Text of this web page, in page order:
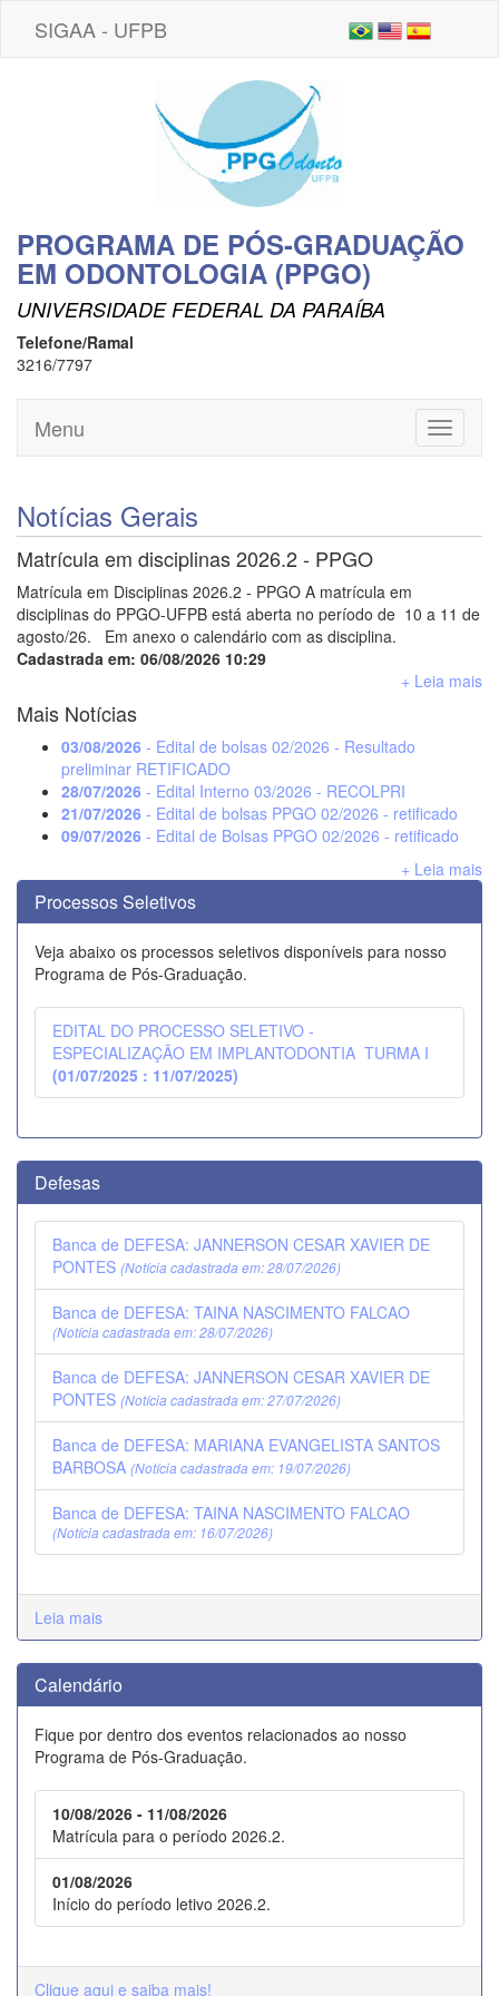
SIGAA - UFPB
PROGRAMA DE PÓS-GRADUAÇÃO
EM ODONTOLOGIA (PPGO)
UNIVERSIDADE FEDERAL DA PARAÍBA
Telefone/Ramal
3216/7797
Toggle
Menu
Notícias Gerais
Matrícula em disciplinas 2026.2 - PPGO
Matrícula em Disciplinas 2026.2 - PPGO A matrícula em
disciplinas do PPGO-UFPB está aberta no período de 10 a 11 de
agosto/26. Em anexo o calendário com as disciplina.
Cadastrada em: 06/08/2026 10:29
+ Leia mais
Mais Notícias
03/08/2026 - Edital de bolsas 02/2026 - Resultado
preliminar RETIFICADO
28/07/2026 - Edital Interno 03/2026 - RECOLPRI
21/07/2026 - Edital de bolsas PPGO 02/2026 - retificado
09/07/2026 - Edital de Bolsas PPGO 02/2026 - retificado
+ Leia mais
Processos Seletivos
Veja abaixo os processos seletivos disponíveis para nosso
Programa de Pós-Graduação.
EDITAL DO PROCESSO SELETIVO -
ESPECIALIZAÇÃO EM IMPLANTODONTIA  TURMA I
(01/07/2025 : 11/07/2025)
Defesas
Banca de DEFESA: JANNERSON CESAR XAVIER DE
PONTES (Notícia cadastrada em: 28/07/2026)
Banca de DEFESA: TAINA NASCIMENTO FALCAO
(Notícia cadastrada em: 28/07/2026)
Banca de DEFESA: JANNERSON CESAR XAVIER DE
PONTES (Notícia cadastrada em: 27/07/2026)
Banca de DEFESA: MARIANA EVANGELISTA SANTOS
BARBOSA (Notícia cadastrada em: 19/07/2026)
Banca de DEFESA: TAINA NASCIMENTO FALCAO
(Notícia cadastrada em: 16/07/2026)
Leia mais
Calendário
Fique por dentro dos eventos relacionados ao nosso
Programa de Pós-Graduação.
10/08/2026 - 11/08/2026
Matrícula para o período 2026.2.
01/08/2026
Início do período letivo 2026.2.
Clique aqui e saiba mais!